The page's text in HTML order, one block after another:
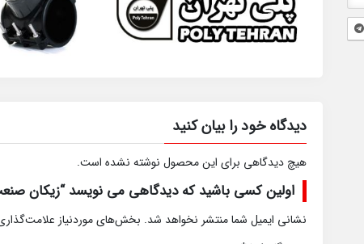
دیدگاه خود را بیان کنید
هیچ دیدگاهی برای این محصول نوشته نشده است.
اولین کسی باشید که دیدگاهی می نویسد “زیکان
نشانی ایمیل شما منتشر نخواهد شد. بخش‌های موردنیاز